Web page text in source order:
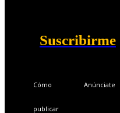
Suscribirme
Cómo
publicar
Anúnciate